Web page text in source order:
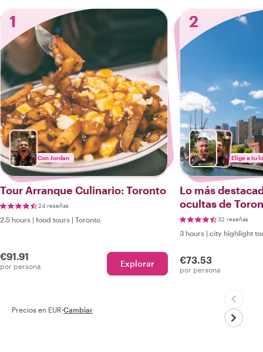
1
Con Jordan
Tour Arranque Culinario: Toronto
24 reseñas
2.5 hours | food tours | Toronto
€91.91
por persona Explorar
2
Elige a tu
Lo más
ocultas de
32 reseñas
3 hours | city highlight
€73.53
por persona
Precios en EUR·Cambiar